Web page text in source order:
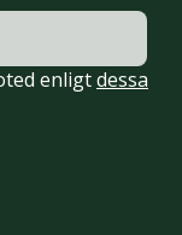
enligtdessa